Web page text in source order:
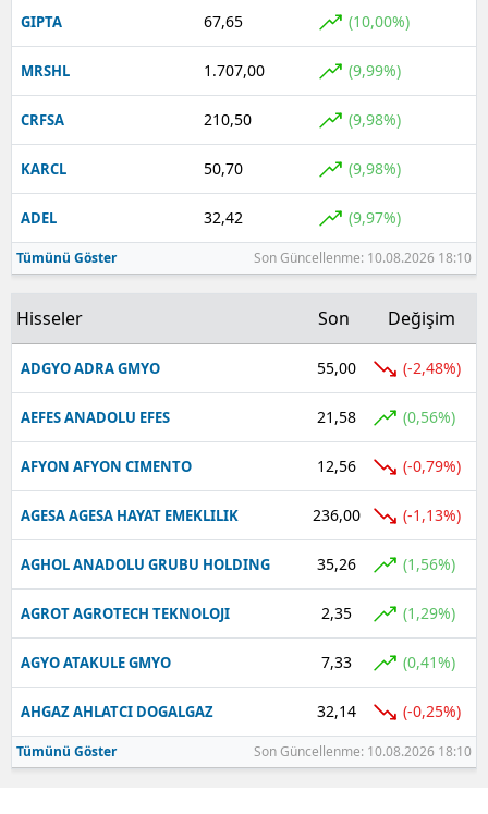
GIPTA 67,65 (10,00%)
MRSHL 1.707,00 (9,99%)
CRFSA 210,50 (9,98%)
KARCL 50,70 (9,98%)
ADEL 32,42 (9,97%)
Tümünü Göster Son Güncellenme: 10.08.2026 18:10
Hisseler Son Değişim
ADGYO ADRA GMYO 55,00 (-2,48%)
AEFES ANADOLU EFES 21,58 (0,56%)
AFYON AFYON CIMENTO 12,56 (-0,79%)
AGESA AGESA HAYAT EMEKLILIK 236,00 (-1,13%)
AGHOL ANADOLU GRUBU HOLDING 35,26 (1,56%)
AGROT AGROTECH TEKNOLOJI 2,35 (1,29%)
AGYO ATAKULE GMYO 7,33 (0,41%)
AHGAZ AHLATCI DOGALGAZ 32,14 (-0,25%)
Tümünü Göster Son Güncellenme: 10.08.2026 18:10